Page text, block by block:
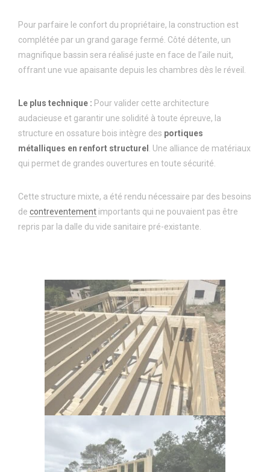
Pour parfaire le confort du propriétaire, la construction est
complétée par un grand garage fermé. Côté détente, un
magnifique bassin sera réalisé juste en face de l’aile nuit,
offrant une vue apaisante depuis les chambres dès le réveil.
Le plus technique : Pour valider cette architecture
audacieuse et garantir une solidité à toute épreuve, la
structure en ossature bois intègre des portiques
métalliques en renfort structurel . Une alliance de matériaux
qui permet de grandes ouvertures en toute sécurité.
Cette structure mixte, a été rendu nécessaire par des besoins
de contreventement importants qui ne pouvaient pas être
repris par la dalle du vide sanitaire pré-existante.